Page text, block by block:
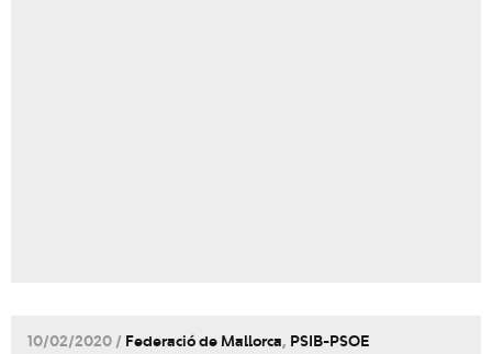
10/02/2020 / Federació de Mallorca, PSIB-PSOE